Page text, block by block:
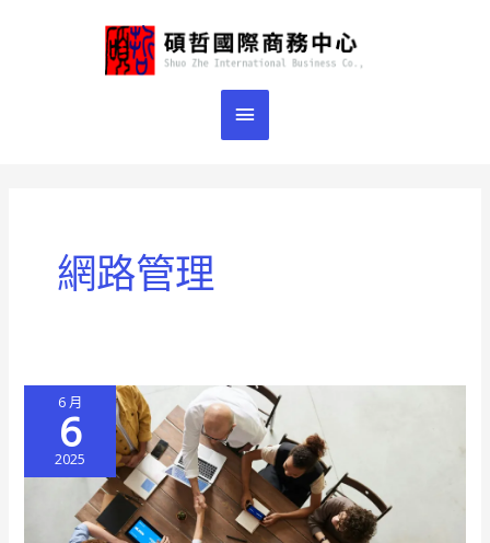
主
要
選
網路管理
6 月
6
2025